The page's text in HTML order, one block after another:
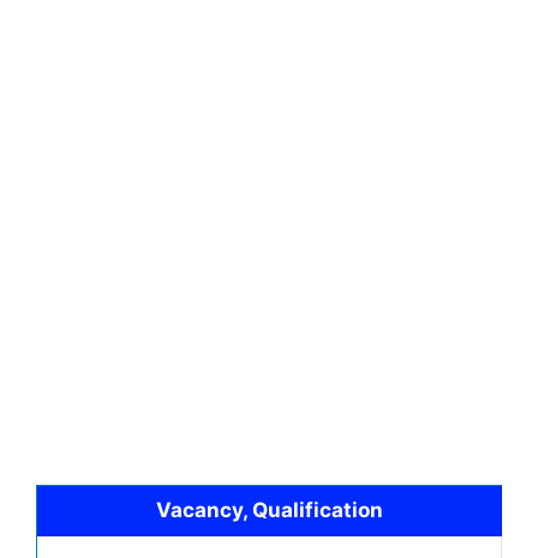
Vacancy, Qualification